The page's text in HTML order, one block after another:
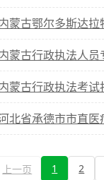
蒙古鄂尔多斯达
蒙古行政执法人
蒙古行政执法考试
北省承德市市直
上一页 1 2